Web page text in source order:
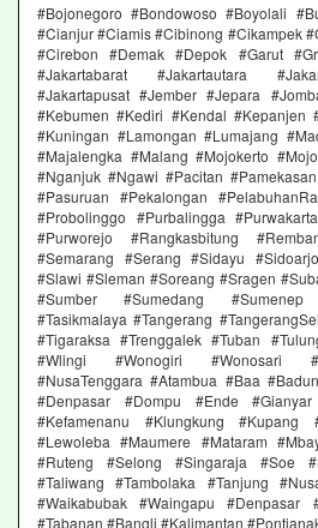
#Bojonegoro #Bondowoso #Boyolali
#Cianjur #Ciamis #Cibinong #Cikampek
#Cirebon #Demak #Depok #Garut
#Jakartabarat #Jakartautara
#Jakartapusat #Jember #Jepara
#Kebumen #Kediri #Kendal #Kepanjen
#Kuningan #Lamongan #Lumajang
#Majalengka #Malang #Mojokerto
#Nganjuk #Ngawi #Pacitan
#Pasuruan #Pekalongan
#Probolinggo #Purbalingga
#Purworejo #Rangkasbitung
#Semarang #Serang #Sidayu
#Slawi #Sleman #Soreang #Sragen
#Sumber #Sumedang #Sumenep
#Tasikmalaya #Tangerang
#Tigaraksa #Trenggalek #Tuban
#Wlingi #Wonogiri #Wonosari
#NusaTenggara #Atambua #Baa
#Denpasar #Dompu #Ende
#Kefamenanu #Klungkung #Kupang
#Lewoleba #Maumere #Mataram
#Ruteng #Selong #Singaraja #Soe
#Taliwang #Tambolaka #Tanjung
#Waikabubak #Waingapu #Denpasar
#Tabanan #Bangli #Kalimantan